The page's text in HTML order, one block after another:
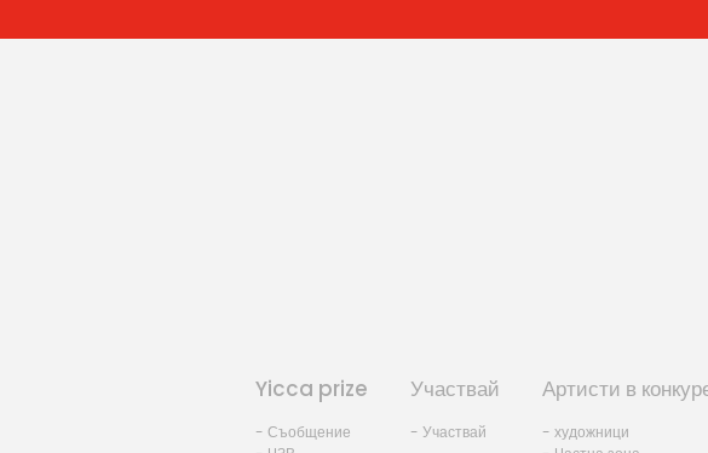
Yicca prize
- Съобщение
Участвай
- Участвай
Артисти в
- художници